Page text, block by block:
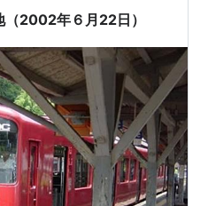
2002年６月22日）